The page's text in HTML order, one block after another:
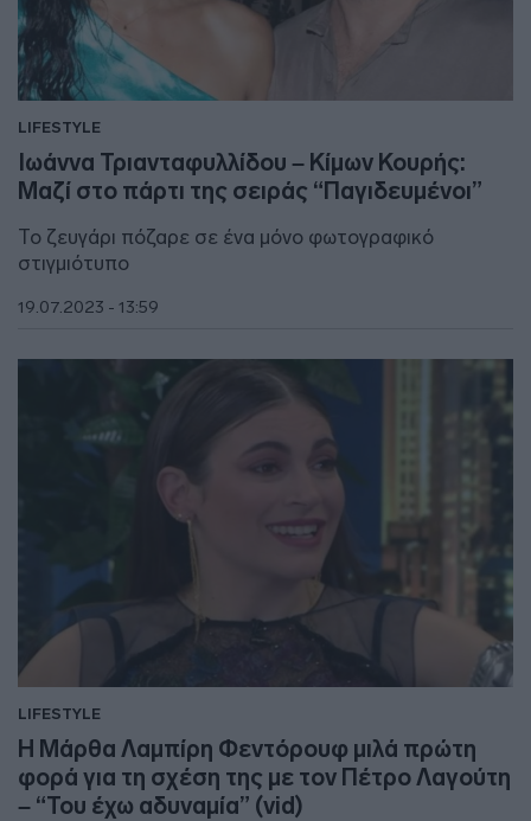
LIFESTYLE
Ιωάννα Τριανταφυλλίδου – Κίμων Κουρής:
Μαζί στο πάρτι της σειράς “Παγιδευμένοι”
Το ζευγάρι πόζαρε σε ένα μόνο φωτογραφικό
στιγμιότυπο
19.07.2023 - 13:59
LIFESTYLE
Η Μάρθα Λαμπίρη Φεντόρουφ μιλά πρώτη
φορά για τη σχέση της με τον Πέτρο Λαγούτη
– “Του έχω αδυναμία” (vid)